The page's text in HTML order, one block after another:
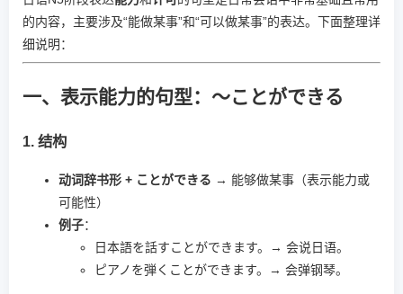
的内容，主要涉及“能做某事”和“可以做某事”的表达。下面整理详
细说明：
一、表示能力的句型：～ことができる
1. 结构
动词辞书形 + ことができる → 能够做某事（表示能力或
可能性）
例子：
日本語を話すことができます。→ 会说日语。
ピアノを弾くことができます。→ 会弹钢琴。